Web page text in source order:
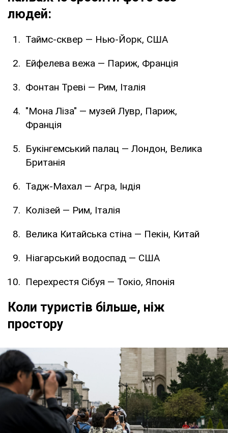
людей:
Таймс-сквер — Нью-Йорк, США
Ейфелева вежа — Париж, Франція
Фонтан Треві — Рим, Італія
"Мона Ліза" — музей Лувр, Париж,
Франція
Букінгемський палац — Лондон, Велика
Британія
Тадж-Махал — Агра, Індія
Колізей — Рим, Італія
Велика Китайська стіна — Пекін, Китай
Ніагарський водоспад — США
Перехрестя Сібуя — Токіо, Японія
Коли туристів більше, ніж
простору